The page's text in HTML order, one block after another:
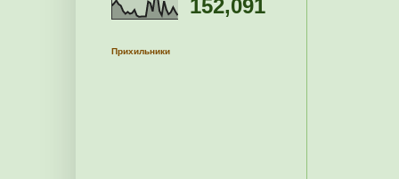
152,091
Прихильники